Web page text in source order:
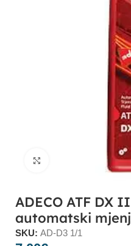
Click to enlarge
ADECO ATF DX
automatski
SKU:AD-D3 1/1